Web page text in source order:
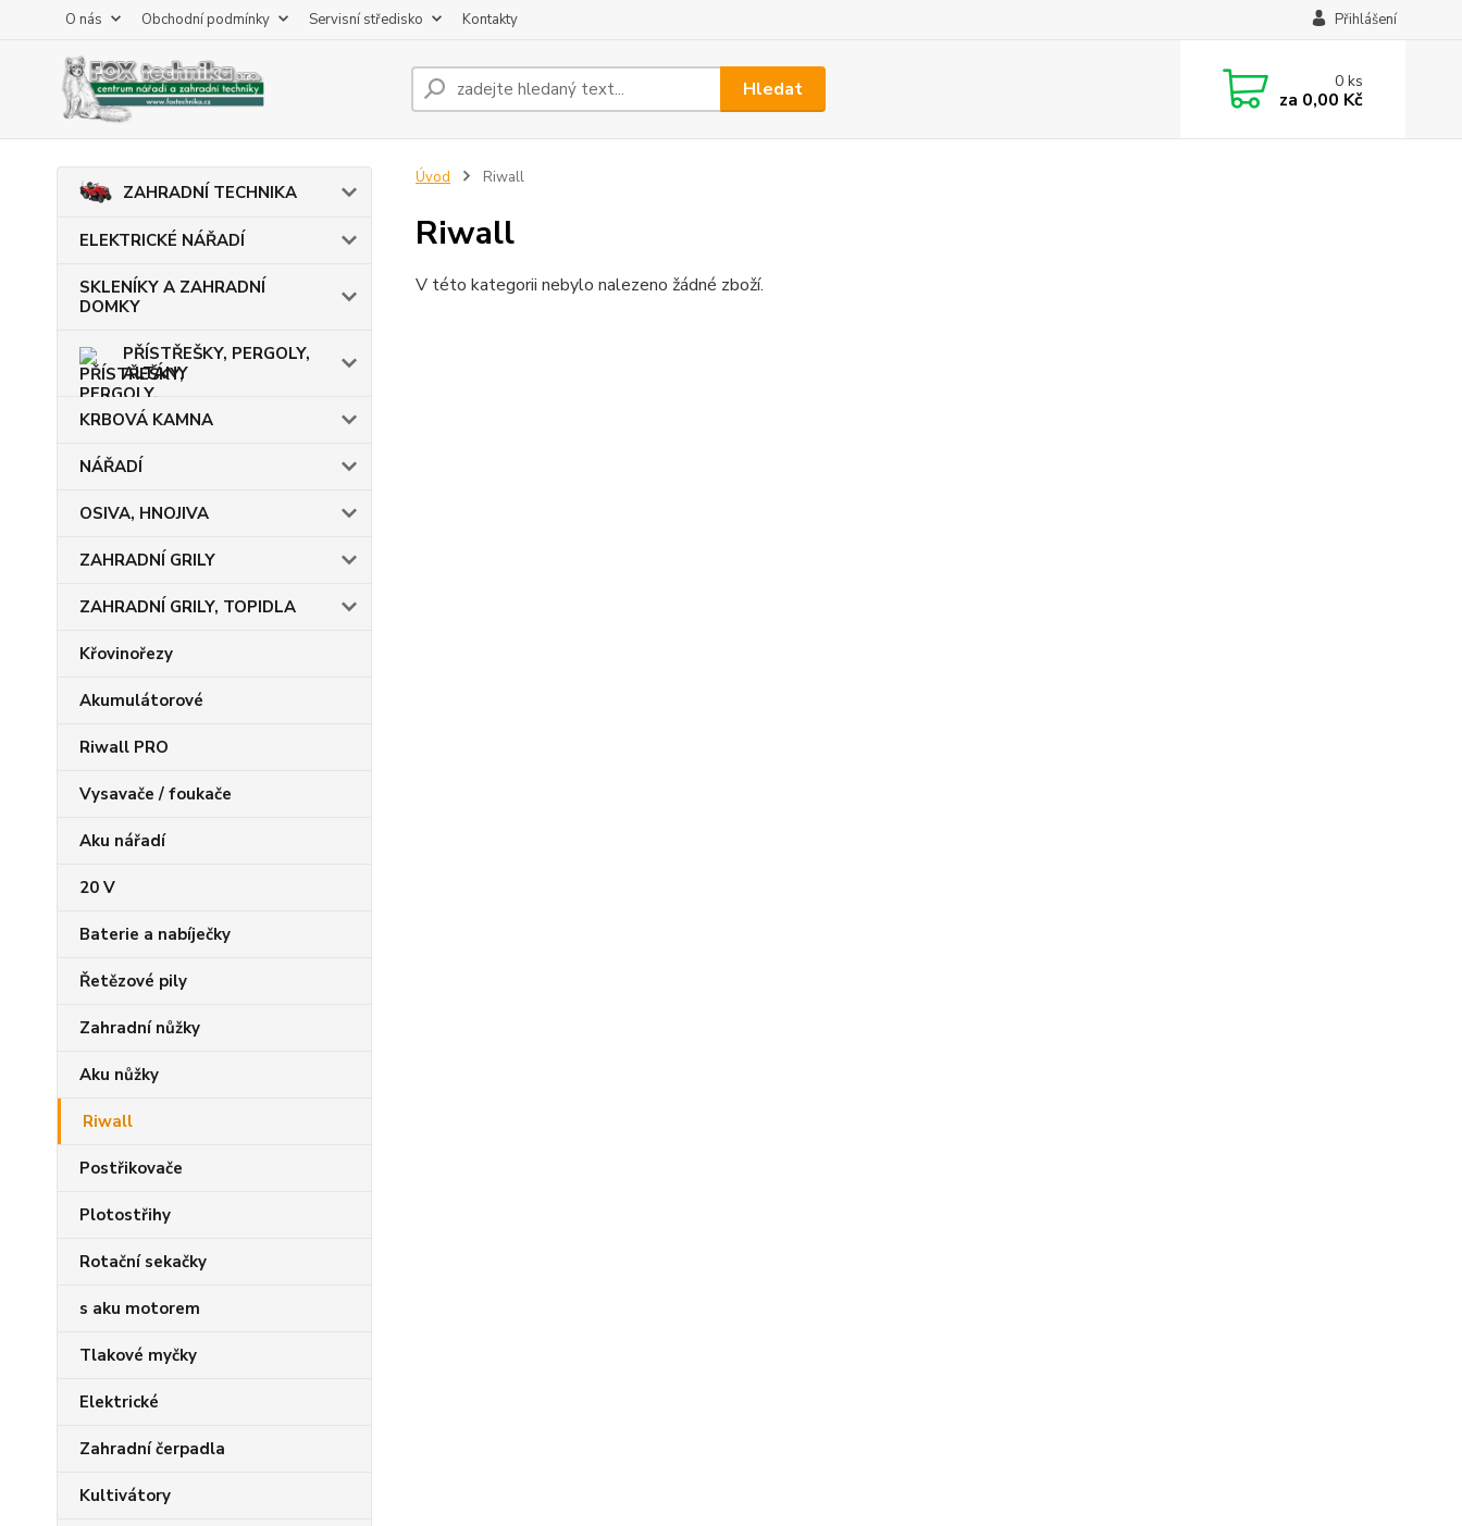
O nás Obchodní podmínky Servisní středisko Kontakty Přihlášení
Hledat 0ks
za 0,00 Kč
ZAHRADNÍ TECHNIKA
ELEKTRICKÉ NÁŘADÍ
SKLENÍKY A ZAHRADNÍ
DOMKY
PŘÍSTŘEŠKY, PERGOLY,
ALTÁNY
KRBOVÁ KAMNA
NÁŘADÍ
OSIVA, HNOJIVA
ZAHRADNÍ GRILY
ZAHRADNÍ GRILY, TOPIDLA
Křovinořezy
Akumulátorové
Riwall PRO
Vysavače / foukače
Aku nářadí
20 V
Baterie a nabíječky
Řetězové pily
Zahradní nůžky
Aku nůžky
Riwall
Postřikovače
Plotostřihy
Rotační sekačky
s aku motorem
Tlakové myčky
Elektrické
Zahradní čerpadla
Kultivátory
Úvod Riwall
Riwall
V této kategorii nebylo nalezeno žádné zboží.